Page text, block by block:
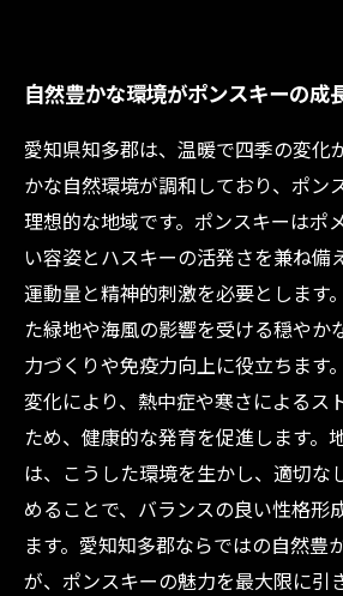
自然豊かな環境がポンスキーの成
愛知県知多郡は、温暖で四季の変化
かな自然環境が調和しており、ポン
理想的な地域です。ポンスキーはポ
い容姿とハスキーの活発さを兼ね備
運動量と精神的刺激を必要とします
た緑地や海風の影響を受ける穏やか
力づくりや免疫力向上に役立ちます
変化により、熱中症や寒さによるス
ため、健康的な発育を促進します。
は、こうした環境を生かし、適切な
めることで、バランスの良い性格形
ます。愛知知多郡ならではの自然豊
が、ポンスキーの魅力を最大限に引